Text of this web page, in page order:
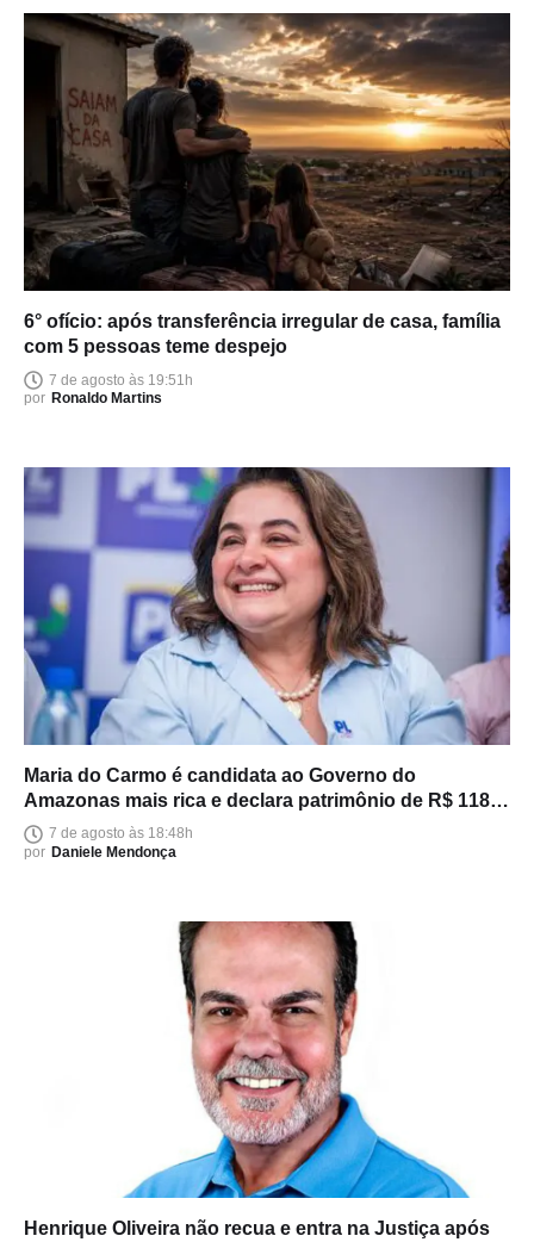
6° ofício: após transferência irregular de casa, família
com 5 pessoas teme despejo
7 de agosto às 19:51h
por Ronaldo Martins
Maria do Carmo é candidata ao Governo do
Amazonas mais rica e declara patrimônio de R$ 118
milhões
7 de agosto às 18:48h
por Daniele Mendonça
Henrique Oliveira não recua e entra na Justiça após